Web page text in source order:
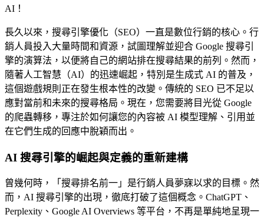
AI！
長久以來，搜尋引擎優化（SEO）一直是數位行銷的核心。行
銷人員投入大量時間和資源，試圖理解並迎合 Google 搜尋引
擎的演算法，以便將自己的網站排在搜尋結果的前列。然而，
隨著人工智慧（AI）的迅速崛起，特別是生成式 AI 的普及，
這個遊戲規則正在發生根本性的改變。傳統的 SEO 已不足以
應對當前和未來的搜尋格局。現在，您需要將目光從 Google
的爬蟲轉移，專注於如何讓您的內容被 AI 模型理解、引用並
在它們生成的回應中脫穎而出。
AI 搜尋引擎的崛起與定義的重新建構
曾幾何時，「搜尋排名前一」是行銷人員夢寐以求的目標。然
而，AI 搜尋引擎的出現，徹底打破了這個概念。ChatGPT、
Perplexity、Google AI Overviews 等平台，不再是單純地呈現一